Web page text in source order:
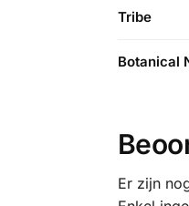
Tribe
Botanical
Er zijn